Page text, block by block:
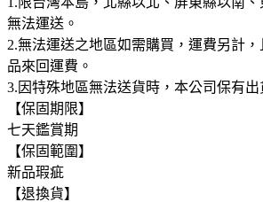
無法運送。
2.無法運送之地區如需購買，運費另計
品來回運費。
3.因特殊地區無法送貨時，本公司保有出
【保固期限】
七天鑑賞期
【保固範圍】
新品瑕疵
【退換貨】